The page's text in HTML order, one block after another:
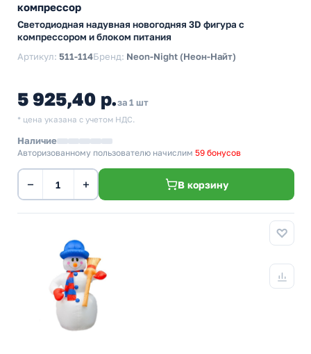
компрессор
Светодиодная надувная новогодняя 3D фигура с
компрессором и блоком питания
Артикул: 511-114Бренд: Neon-Night (Неон-Найт)
5 925,40 р.за 1 шт
* цена указана с учетом НДС.
Наличие
Авторизованному пользователю начислим 59 бонусов
− + В корзину